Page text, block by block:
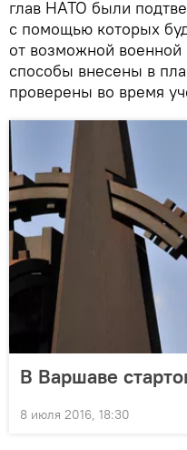
глав НАТО были
с помощью которых
от возможной военной
способы внесены в
проверены во время
В Варшаве
8 июля 2016, 18:30